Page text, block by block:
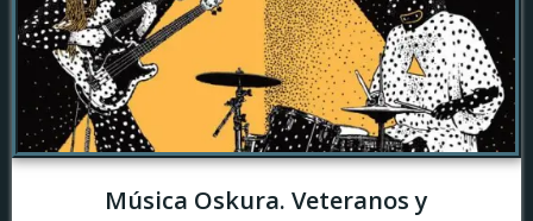
Música Oskura. Veteranos y